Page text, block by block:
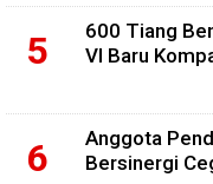
600 Tiang
VI Baru
Anggota
Bersinergi